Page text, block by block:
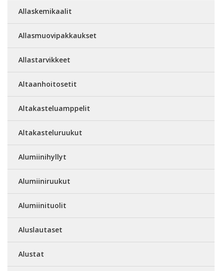
Allaskemikaalit
Allasmuovipakkaukset
Allastarvikkeet
Altaanhoitosetit
Altakasteluamppelit
Altakasteluruukut
Alumiinihyllyt
Alumiiniruukut
Alumiinituolit
Aluslautaset
Alustat